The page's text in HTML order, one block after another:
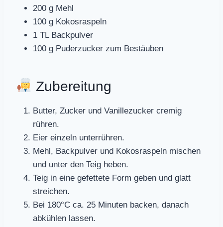
200 g Mehl
100 g Kokosraspeln
1 TL Backpulver
100 g Puderzucker zum Bestäuben
Zubereitung
Butter, Zucker und Vanillezucker cremig
rühren.
Eier einzeln unterrühren.
Mehl, Backpulver und Kokosraspeln mischen
und unter den Teig heben.
Teig in eine gefettete Form geben und glatt
streichen.
Bei 180°C ca. 25 Minuten backen, danach
abkühlen lassen.